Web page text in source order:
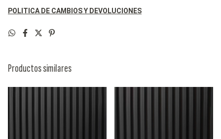
POLITICA DE CAMBIOS Y DEVOLUCIONES
Productos similares